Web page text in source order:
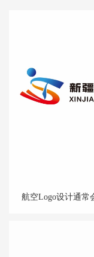
航空Logo设计-集